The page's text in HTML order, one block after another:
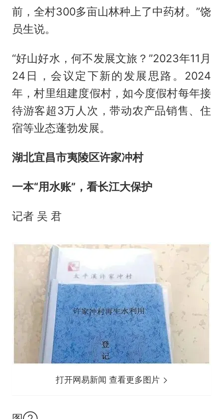
前，全村300多亩山林种上了中药材。”饶
员生说。
“好山好水，何不发展文旅？”2023年11月
24日，会议定下新的发展思路。2024
年，村里组建度假村，如今度假村每年接
待游客超3万人次，带动农产品销售、住
宿等业态蓬勃发展。
湖北宜昌市夷陵区许家冲村
一本“用水账”，看长江大保护
记者 吴 君
打开网易新闻 查看更多图片